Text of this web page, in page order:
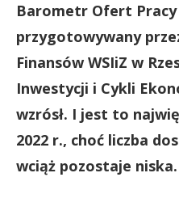
Barometr Ofert Pracy
przygotowywany
Finansów WSIiZ w
Inwestycji i Cykli
wzrósł. I jest to
2022 r., choć liczba
wciąż pozostaje niska.